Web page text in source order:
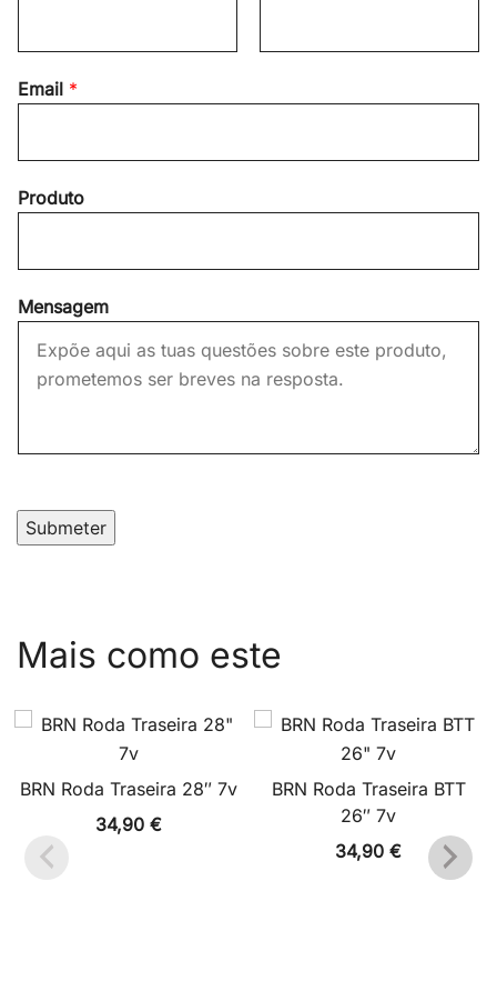
i
t
Email *
Produto
Mensagem
Submeter
Mais como este
BRN Roda Traseira 28″ 7v
34,90 €
BRN Roda Traseira BTT
26″ 7v
34,90€